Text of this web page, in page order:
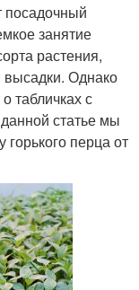
посадочный
занятие
растения,
Однако
табличках с
статье мы
горького перца от